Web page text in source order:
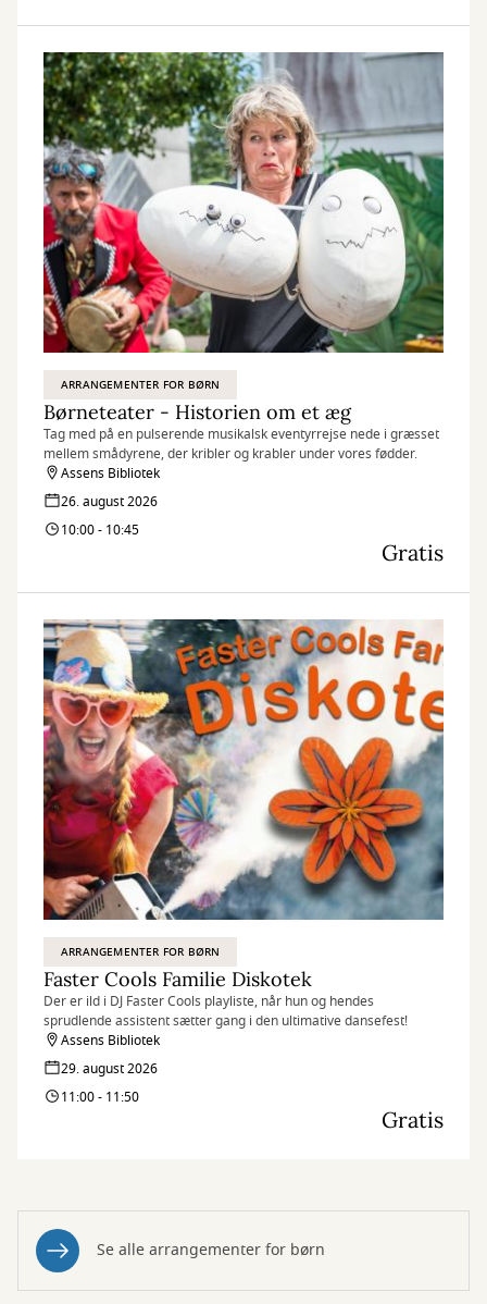
ARRANGEMENTER FOR BØRN
Børneteater - Historien om et æg
Tag med på en pulserende musikalsk eventyrrejse nede i græsset
mellem smådyrene, der kribler og krabler under vores fødder.
Assens Bibliotek
26. august 2026
10:00 - 10:45
Gratis
ARRANGEMENTER FOR BØRN
Faster Cools Familie Diskotek
Der er ild i DJ Faster Cools playliste, når hun og hendes
sprudlende assistent sætter gang i den ultimative dansefest!
Assens Bibliotek
29. august 2026
11:00 - 11:50
Gratis
Se alle arrangementer for børn